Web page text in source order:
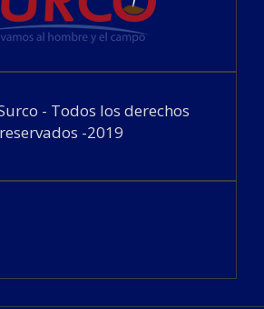
- Todos los derechos
reservados -2019